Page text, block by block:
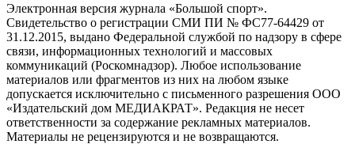
Электронная версия журнала «Большой спорт».
Свидетельство о регистрации СМИ ПИ № ФС77-64429 от
31.12.2015, выдано Федеральной службой по надзору в сфере
связи, информационных технологий и массовых
коммуникаций (Роскомнадзор). Любое использование
материалов или фрагментов из них на любом языке
допускается исключительно с письменного разрешения ООО
«Издательский дом МЕДИАКРАТ». Редакция не несет
ответственности за содержание рекламных материалов.
Материалы не рецензируются и не возвращаются.